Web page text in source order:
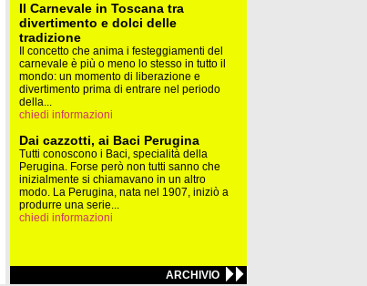
Il Carnevale in Toscana tra
divertimento e dolci delle
tradizione
Il concetto che anima i festeggiamenti del
carnevale è più o meno lo stesso in tutto il
mondo: un momento di liberazione e
divertimento prima di entrare nel periodo
della...
chiedi informazioni
Dai cazzotti, ai Baci Perugina
Tutti conoscono i Baci, specialità della
Perugina. Forse però non tutti sanno che
inizialmente si chiamavano in un altro
modo. La Perugina, nata nel 1907, iniziò a
produrre una serie...
chiedi informazioni
ARCHIVIO